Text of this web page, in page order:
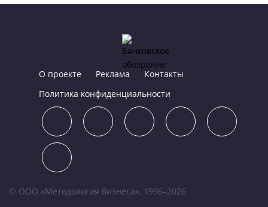
О проекте Реклама
Контакты
Политика конфиденциальности
© ООО «Методология бизнеса», 1996–2026